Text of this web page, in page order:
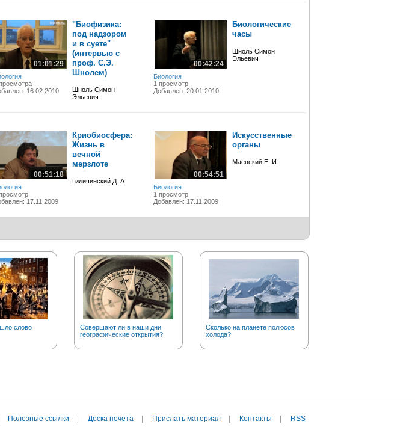
01:01:29
16.02.2010
"Биофизика:
под надзором
и в суете"
(интервью с
проф. С.Э.
Шнолем)
Шноль Симон
Эльевич
00:42:24
Биология
1 просмотр
Добавлен: 20.01.2010
Биологические
часы
Шноль Симон
Эльевич
00:51:18
17.11.2009
Криобиосфера:
Жизнь в
вечной
мерзлоте
Гиличинский Д. А.
00:54:51
Биология
1 просмотр
Добавлен: 17.11.2009
Искусственные
органы
Маевский Е. И.
слово
Совершают ли в наши дни
географические открытия?
Сколько на планете полюсов
холода?
Полезные cсылки Доска почета Прислать материал Контакты RSS